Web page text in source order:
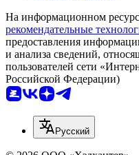
На информационном
рекомендательные
предоставления
и анализа сведений,
пользователей сети
Российской Федерации)
Русский